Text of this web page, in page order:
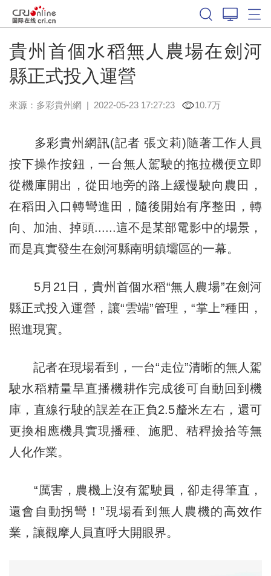
貴州首個水稻無人農場在劍河
縣正式投入運營
來源： 多彩貴州網 | 2022-05-23 17:27:23 10.7万
多彩貴州網訊(記者 張文莉)隨著工作人員
按下操作按鈕，一台無人駕駛的拖拉機便立即
從機庫開出，從田地旁的路上緩慢駛向農田，
在稻田入口轉彎進田，隨後開始有序整田，轉
向、加油、掉頭......這不是某部電影中的場景，
而是真實發生在劍河縣南明鎮壩區的一幕。
5月21日，貴州首個水稻“無人農場”在劍河
縣正式投入運營，讓“雲端”管理，“掌上”種田，
照進現實。
記者在現場看到，一台“走位”清晰的無人駕
駛水稻精量旱直播機耕作完成後可自動回到機
庫，直線行駛的誤差在正負2.5釐米左右，還可
更換相應機具實現播種、施肥、秸稈撿拾等無
人化作業。
“厲害，農機上沒有駕駛員，卻走得筆直，
還會自動拐彎！”現場看到無人農機的高效作
業，讓觀摩人員直呼大開眼界。